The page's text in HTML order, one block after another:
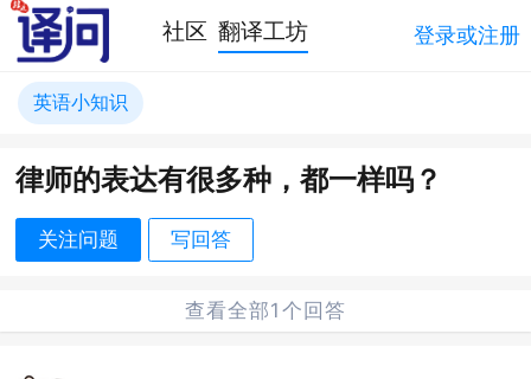
社区 翻译工坊 登录或注册
英语小知识
律师的表达有很多种，都一样吗？
关注问题 写回答
查看全部1个回答